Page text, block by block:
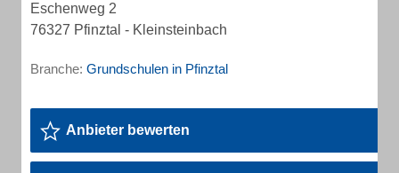
Eschenweg 2
76327 Pfinztal - Kleinsteinbach
Branche: Grundschulen in Pfinztal
Anbieter bewerten